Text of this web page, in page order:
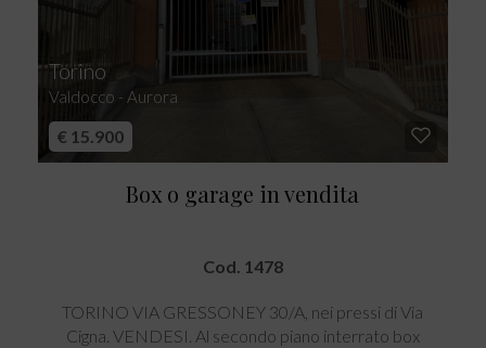
Torino
Valdocco - Aurora
€ 15.900
Box o garage in vendita
Cod. 1478
TORINO VIA GRESSONEY 30/A, nei pressi di Via
Cigna. VENDESI. Al secondo piano interrato box